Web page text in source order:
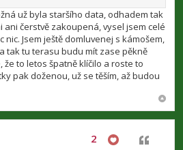
už byla staršího data, odhadem tak
ani čerstvě zakoupená, vysel jsem celé
nic. Jsem ještě domluvenej s kámošem,
tak tu terasu budu mít zase pěkně
že to letos špatně klíčilo a roste to
pak doženou, už se těším, až budou
2 Citovat